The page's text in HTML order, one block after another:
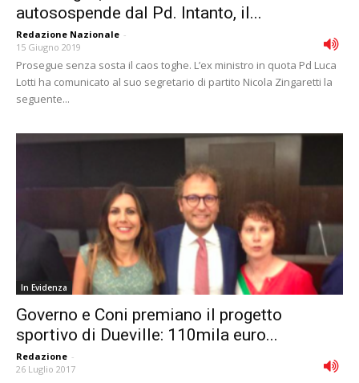
autosospende dal Pd. Intanto, il...
Redazione Nazionale -
15 Giugno 2019
Prosegue senza sosta il caos toghe. L’ex ministro in quota Pd Luca
Lotti ha comunicato al suo segretario di partito Nicola Zingaretti la
seguente...
In Evidenza
Governo e Coni premiano il progetto
sportivo di Dueville: 110mila euro...
Redazione -
26 Luglio 2017